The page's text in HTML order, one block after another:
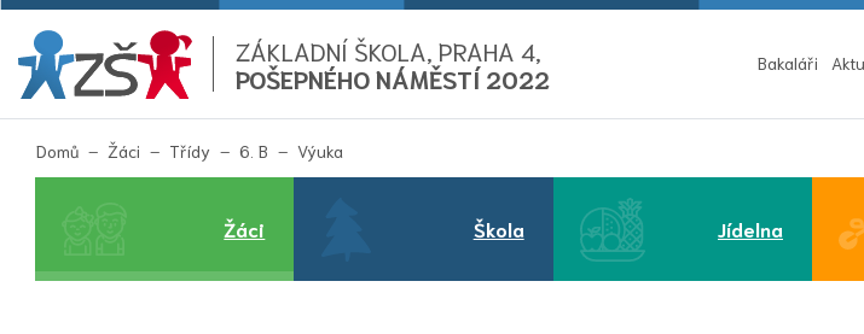
ZÁKLADNÍ ŠKOLA, PRAHA 4,
POŠEPNÉHO NÁMĚSTÍ 2022
Bakaláři
Domů Žáci Třídy 6. B Výuka
Žáci Škola Jídelna